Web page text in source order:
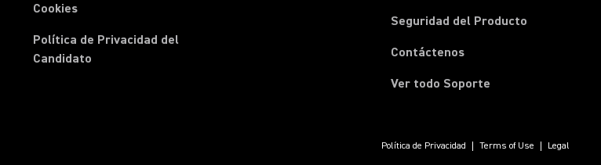
Cookies
Política de Privacidad del
Candidato
Seguridad del Producto
Contáctenos(Opens in a new tab)
Ver todo Soporte
Política de Privacidad Terms of Use Legal